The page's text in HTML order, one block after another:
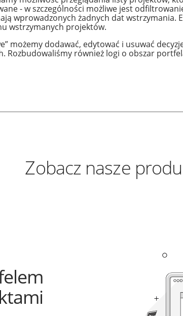
- w szczególności możliwe jest
wprowadzonych żadnych dat wstrzymania.
wstrzymanych projektów.
możemy dodawać, edytować i usuwać
Rozbudowaliśmy również logi o obszar
Zobacz nasze